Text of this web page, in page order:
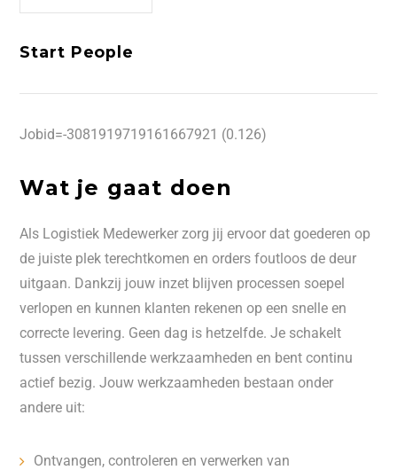
Start People
Jobid=-3081919719161667921 (0.126)
Wat je gaat doen
Als Logistiek Medewerker zorg jij ervoor dat goederen op
de juiste plek terechtkomen en orders foutloos de deur
uitgaan. Dankzij jouw inzet blijven processen soepel
verlopen en kunnen klanten rekenen op een snelle en
correcte levering. Geen dag is hetzelfde. Je schakelt
tussen verschillende werkzaamheden en bent continu
actief bezig. Jouw werkzaamheden bestaan onder
andere uit:
Ontvangen, controleren en verwerken van